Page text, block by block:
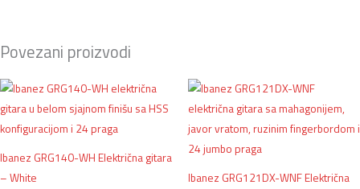
Povezani proizvodi
Ibanez GRG140-WH Električna gitara
– White
Ibanez GRG121DX-WNF Električna